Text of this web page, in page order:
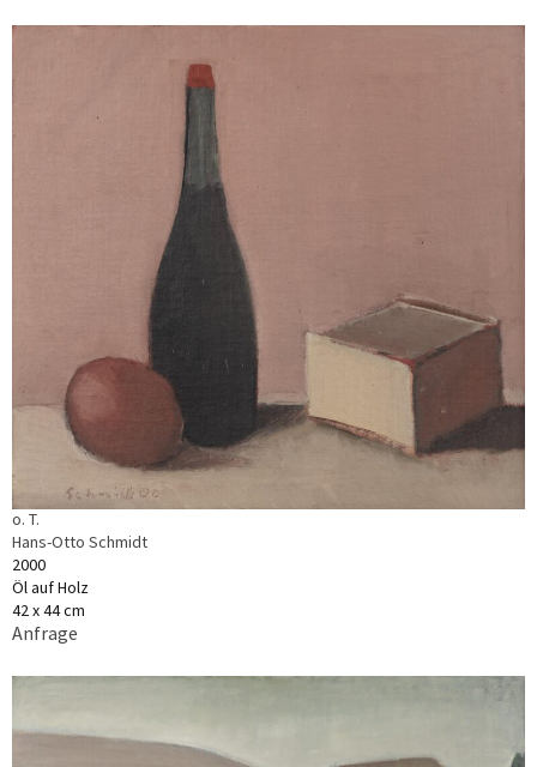
o. T.
Hans-Otto Schmidt
2000
Öl auf Holz
42 x 44 cm
Anfrage